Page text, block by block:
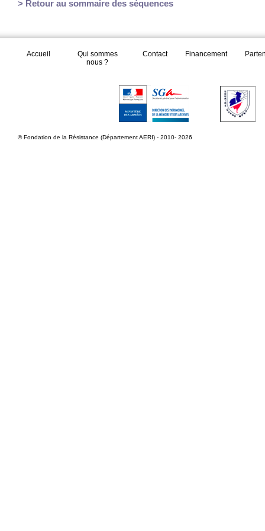
> Retour au sommaire des séquences
Accueil
Qui sommes
nous ?
Contact Financement
© Fondation de la Résistance (Département AERI) - 2010- 2026